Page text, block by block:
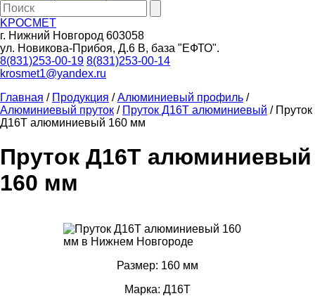
KРОСМЕТ
г. Нижний Новгород 603058
ул. Новикова-Прибоя, Д.6 В, база "ЕФТО".
8(831)253-00-19 8(831)253-00-14
krosmet1@yandex.ru
Главная / Продукция /Алюминиевый профиль /
Алюминиевый пруток / Пруток Д16Т алюминиевый / Пруток
Д16Т алюминиевый 160 мм
Пруток Д16Т алюминиевый
160 мм
Размер: 160 мм
Марка: Д16Т